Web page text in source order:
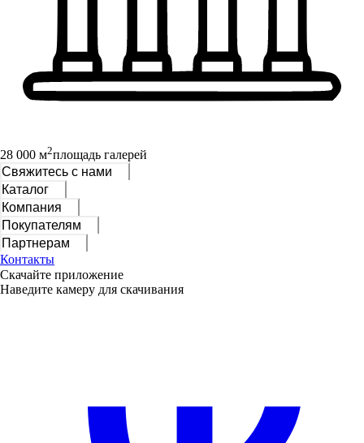
28 000 м2площадь галерей
Свяжитесь с нами
Каталог
Компания
Покупателям
Партнерам
Контакты
Скачайте приложение
Наведите камеру для скачивания